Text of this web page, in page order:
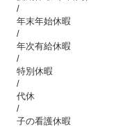
/
年末年始休暇
/
年次有給休暇
/
特別休暇
/
代休
/
子の看護休暇